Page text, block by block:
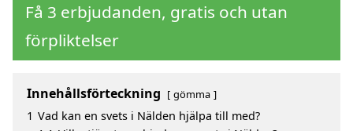
Få 3 erbjudanden, gratis och utan
förpliktelser
Innehållsförteckning gömma
1 Vad kan en svets i Nälden hjälpa till med?